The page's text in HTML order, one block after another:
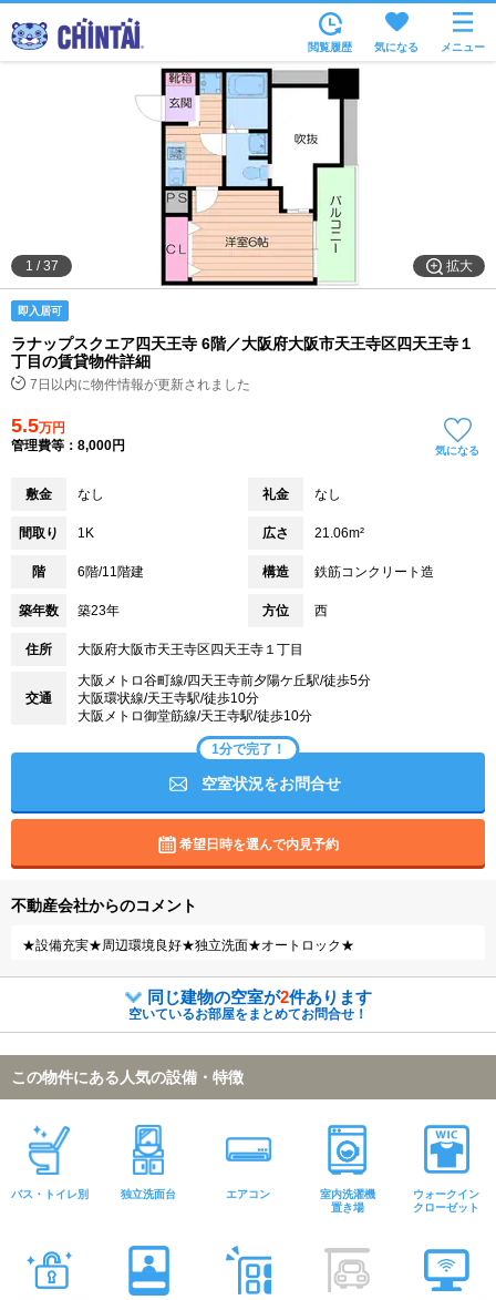
沿線・駅から
家賃相場から
通勤通学時間から
物件特集から
不動産会社から
閲覧履歴 気になる メニュー
拡大
1 /37
即入居可
ラナップスクエア四天王寺 6階／大阪府大阪市天王寺区四天王寺１
丁目の賃貸物件詳細
7日以内に物件情報が更新されました
5.5万円
管理費等：8,000円
気になる
敷金 なし 礼金 なし
間取り 1K 広さ 21.06m²
階 6階/11階建 構造 鉄筋コンクリート造
築年数 築23年 方位 西
住所 大阪府大阪市天王寺区四天王寺１丁目
交通
大阪メトロ谷町線/四天王寺前夕陽ケ丘駅/徒歩5分
大阪環状線/天王寺駅/徒歩10分
大阪メトロ御堂筋線/天王寺駅/徒歩10分
1分で完了！
空室状況をお問合せ
希望日時を選んで内見予約
不動産会社からのコメント
★設備充実★周辺環境良好★独立洗面★オートロック★
同じ建物の空室が2件あります
空いているお部屋をまとめてお問合せ！
この物件にある人気の設備・特徴
バス・トイレ別 独立洗面台 エアコン
室内洗濯機
置き場
ウォークイン
クローゼット